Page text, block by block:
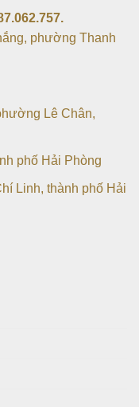
phường Thanh
Lê Chân,
phố Hải Phòng
Linh, thành phố Hải